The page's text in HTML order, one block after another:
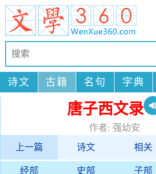
诗文 古籍 名句 字典
唐子西文录
作者: 强幼安
上一篇
诗文 相关
经部 史部 子部